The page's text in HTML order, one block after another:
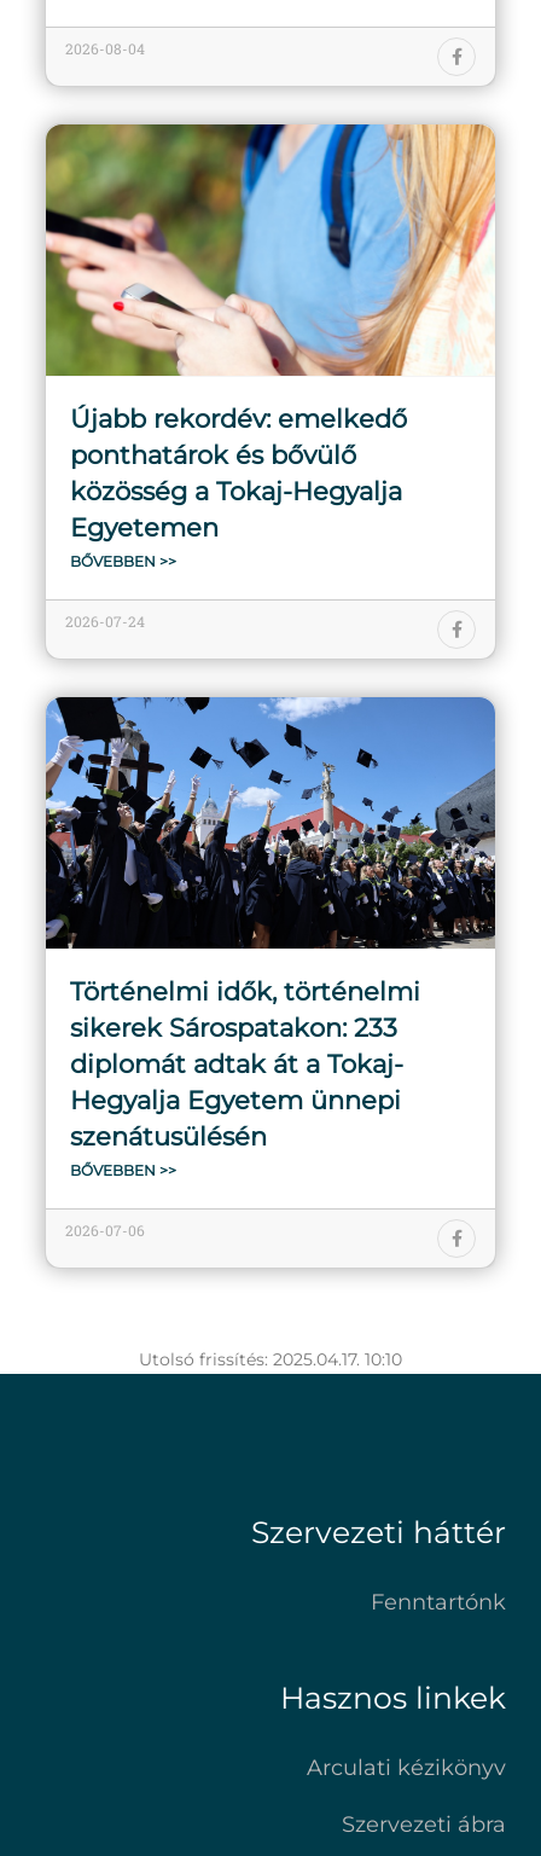
2026-08-04
Újabb rekordév: emelkedő
ponthatárok és bővülő
közösség a Tokaj-Hegyalja
Egyetemen
BŐVEBBEN >>
2026-07-24
Történelmi idők, történelmi
sikerek Sárospatakon: 233
diplomát adtak át a Tokaj-
Hegyalja Egyetem ünnepi
szenátusülésén
BŐVEBBEN >>
2026-07-06
Utolsó frissítés: 2025.04.17. 10:10
Szervezeti háttér
Fenntartónk
Hasznos linkek
Arculati kézikönyv
Szervezeti ábra